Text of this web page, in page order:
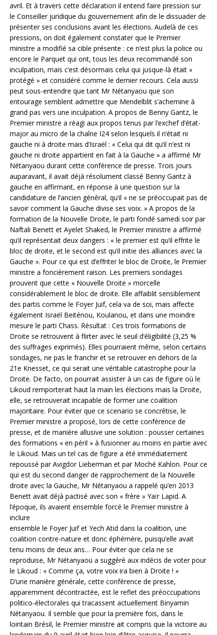
avril. Et à travers cette déclaration il entend faire pression sur
le Conseiller juridique du gouvernement afin de le dissuader de
présenter ses conclusions avant les élections. Audelà de ces
pressions, on doit également constater que le Premier
ministre a modifié sa cible présente : ce n’est plus la police ou
encore le Parquet qui ont, tous les deux recommandé son
inculpation, mais c’est désormais celui qui jusque-là était «
protégé » et considéré comme le dernier recours. Cela aussi
peut sous-entendre que tant Mr Nétanyaou que son
entourage semblent admettre que Mendelblit s’achemine à
grand pas vers une inculpation. A propos de Benny Gantz, le
Premier ministre a réagi aux propos tenus par l’exchef d’état-
major au micro de la chaîne I24 selon lesquels il n’était ni
gauche ni à droite mais d’Israël : « Celui qui dit qu’il n’est ni
gauche ni droite appartient en fait à la Gauche » a affirmé Mr
Nétanyaou durant cette conférence de presse. Trois jours
auparavant, il avait déjà résolument classé Benny Gantz à
gauche en affirmant, en réponse à une question sur la
candidature de l’ancien général, qu’il « ne se préoccupait pas de
savoir comment la Gauche divise ses voix. » A propos de la
formation de la Nouvelle Droite, le parti fondé samedi soir par
Naftali Benett et Ayelet Shaked, le Premier ministre a affirmé
qu’il représentait deux dangers : « le premier est qu’il effrite le
bloc de droite, et le second est qu’il initie des alliances avec la
Gauche ». Pour ce qui est d’effriter le bloc de Droite, le Premier
ministre a foncièrement raison. Les premiers sondages
prouvent que cette « Nouvelle Droite » morcelle
considérablement le bloc de droite. Elle affaiblit sensiblement
des partis comme le Foyer Juif, cela va de soi, mais affecte
également Israël Beiténou, Koulanou, et dans une moindre
mesure le parti Chass. Résultat : Ces trois formations de
Droite se retrouvent à flirter avec le seuil d’éligibilité (3,25 %
des suffrages exprimés). Elles pourraient même, selon certains
sondages, ne pas le franchir et se retrouver en dehors de la
21e Knesset, ce qui serait une véritable catastrophe pour la
Droite. De facto, on pourrait assister à un cas de figure où le
Likoud remporterait haut la main les élections mais la Droite,
elle, se retrouverait incapable de former une coalition
majoritaire. Pour éviter que ce scenario se concrétise, le
Premier ministre a proposé, lors de cette conférence de
presse, et de manière allusive une solution : pousser certaines
des formations « en péril » à fusionner au moins en partie avec
le Likoud. Mais un tel cas de figure a été immédiatement
repoussé par Avigdor Lieberman et par Moché Kahlon. Pour ce
qui est du second danger de rapprochement de la Nouvelle
droite avec la Gauche, Mr Nétanyaou a rappelé qu’en 2013
Benett avait déjà pactisé avec son « frère » Yaïr Lapid. A
l’époque, ils avaient ensemble forcé le Premier ministre à
inclure
ensemble le Foyer Juif et Yech Atid dans la coalition, une
coalition contre-nature et donc éphémère, puisqu’elle avait
tenu moins de deux ans… Pour éviter que cela ne se
reproduise, Mr Nétanyaou a suggéré aux indécis de voter pour
le Likoud : « Comme ça, votre voix ira bien à Droite ! »
D’une manière générale, cette conférence de presse,
apparemment décontractée, est le reflet des préoccupations
politico-électorales qui tracassent actuellement Binyamin
Nétanyaou. Il semble que pour la première fois, dans le
lointain Brésil, le Premier ministre ait compris que la victoire au